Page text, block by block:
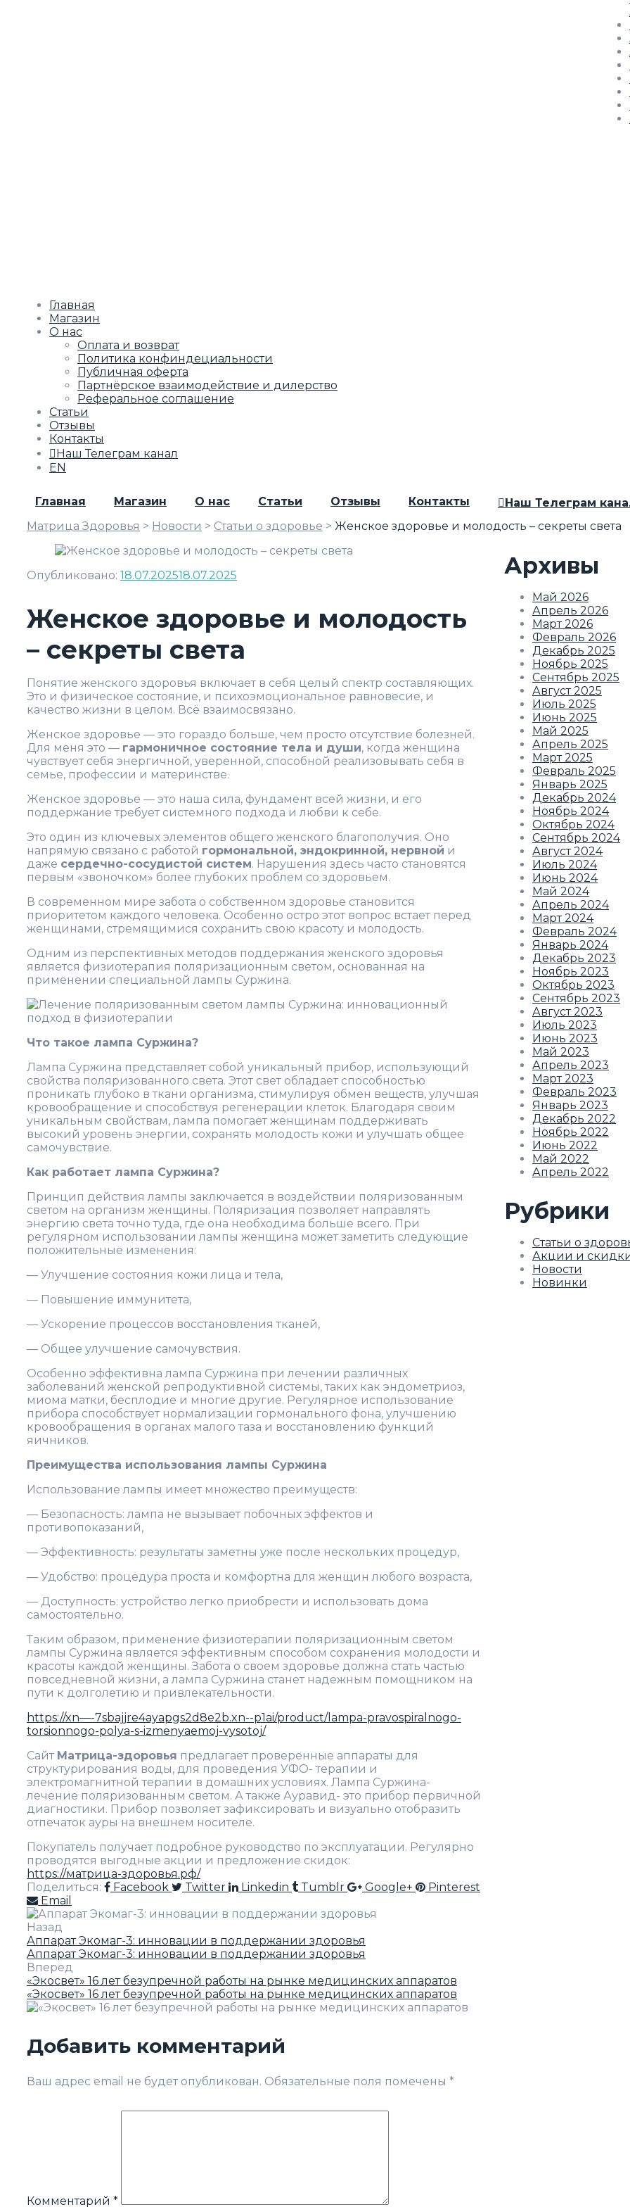
Главная
Магазин
О нас
Оплата и возврат
Политика конфиндециальности
Публичная оферта
Партнёрское взаимодействие и дилерство
Реферальное соглашение
Статьи
Отзывы
Контакты
Наш Телеграм канал
EN
Главная Магазин О нас Статьи Отзывы Контакты
Наш Телеграм
Матрица Здоровья > Новости > Статьи о здоровье > Женское здоровье и молодость – секреты света
Опубликовано: 18.07.202518.07.2025
Женское здоровье и молодость
– секреты света
Понятие женского здоровья включает в себя целый спектр составляющих.
Это и физическое состояние, и психоэмоциональное равновесие, и
качество жизни в целом. Всё взаимосвязано.
Женское здоровье — это гораздо больше, чем просто отсутствие болезней.
Для меня это — гармоничное состояние тела и души, когда женщина
чувствует себя энергичной, уверенной, способной реализовывать себя в
семье, профессии и материнстве.
Женское здоровье — это наша сила, фундамент всей жизни, и его
поддержание требует системного подхода и любви к себе.
Это один из ключевых элементов общего женского благополучия. Оно
напрямую связано с работой гормональной, эндокринной, нервной и
даже сердечно-сосудистой систем. Нарушения здесь часто становятся
первым «звоночком» более глубоких проблем со здоровьем.
В современном мире забота о собственном здоровье становится
приоритетом каждого человека. Особенно остро этот вопрос встает перед
женщинами, стремящимися сохранить свою красоту и молодость.
Одним из перспективных методов поддержания женского здоровья
является физиотерапия поляризационным светом, основанная на
применении специальной лампы Суржина.
Что такое лампа Суржина?
Лампа Суржина представляет собой уникальный прибор, использующий
свойства поляризованного света. Этот свет обладает способностью
проникать глубоко в ткани организма, стимулируя обмен веществ, улучшая
кровообращение и способствуя регенерации клеток. Благодаря своим
уникальным свойствам, лампа помогает женщинам поддерживать
высокий уровень энергии, сохранять молодость кожи и улучшать общее
самочувствие.
Как работает лампа Суржина?
Принцип действия лампы заключается в воздействии поляризованным
светом на организм женщины. Поляризация позволяет направлять
энергию света точно туда, где она необходима больше всего. При
регулярном использовании лампы женщина может заметить следующие
положительные изменения:
— Улучшение состояния кожи лица и тела,
— Повышение иммунитета,
— Ускорение процессов восстановления тканей,
— Общее улучшение самочувствия.
Особенно эффективна лампа Суржина при лечении различных
заболеваний женской репродуктивной системы, таких как эндометриоз,
миома матки, бесплодие и многие другие. Регулярное использование
прибора способствует нормализации гормонального фона, улучшению
кровообращения в органах малого таза и восстановлению функций
яичников.
Преимущества использования лампы Суржина
Использование лампы имеет множество преимуществ:
— Безопасность: лампа не вызывает побочных эффектов и
противопоказаний,
— Эффективность: результаты заметны уже после нескольких процедур,
— Удобство: процедура проста и комфортна для женщин любого возраста,
— Доступность: устройство легко приобрести и использовать дома
самостоятельно.
Таким образом, применение физиотерапии поляризационным светом
лампы Суржина является эффективным способом сохранения молодости и
красоты каждой женщины. Забота о своем здоровье должна стать частью
повседневной жизни, а лампа Суржина станет надежным помощником на
пути к долголетию и привлекательности.
https://xn—-7sbajjre4ayapgs2d8e2b.xn--p1ai/product/lampa-pravospiralnogo-
torsionnogo-polya-s-izmenyaemoj-vysotoj/
Сайт Матрица-здоровья предлагает проверенные аппараты для
структурирования воды, для проведения УФО- терапии и
электромагнитной терапии в домашних условиях. Лампа Суржина-
лечение поляризованным светом. А также Ауравид- это прибор первичной
диагностики. Прибор позволяет зафиксировать и визуально отобразить
отпечаток ауры на внешнем носителе.
Покупатель получает подробное руководство по эксплуатации. Регулярно
проводятся выгодные акции и предложение скидок:
https://матрица-здоровья.рф/
Поделиться:
Facebook Twitter Linkedin Tumblr Google+
Pinterest
Email
Назад
Аппарат Экомаг-3: инновации в поддержании здоровья
Аппарат Экомаг-3: инновации в поддержании здоровья
Вперед
«Экосвет» 16 лет безупречной работы на рынке медицинских аппаратов
«Экосвет» 16 лет безупречной работы на рынке медицинских аппаратов
Добавить комментарий
Ваш адрес email не будет опубликован. Обязательные поля помечены *
Комментарий *
Архивы
Май 2026
Апрель 2026
Март 2026
Февраль 2026
Декабрь 2025
Ноябрь 2025
Сентябрь 2025
Август 2025
Июль 2025
Июнь 2025
Май 2025
Апрель 2025
Март 2025
Февраль 2025
Январь 2025
Декабрь 2024
Ноябрь 2024
Октябрь 2024
Сентябрь 2024
Август 2024
Июль 2024
Июнь 2024
Май 2024
Апрель 2024
Март 2024
Февраль 2024
Январь 2024
Декабрь 2023
Ноябрь 2023
Октябрь 2023
Сентябрь 2023
Август 2023
Июль 2023
Июнь 2023
Май 2023
Апрель 2023
Март 2023
Февраль 2023
Январь 2023
Декабрь 2022
Ноябрь 2022
Июнь 2022
Май 2022
Апрель 2022
Рубрики
Статьи о
Акции и
Новости
Новинки